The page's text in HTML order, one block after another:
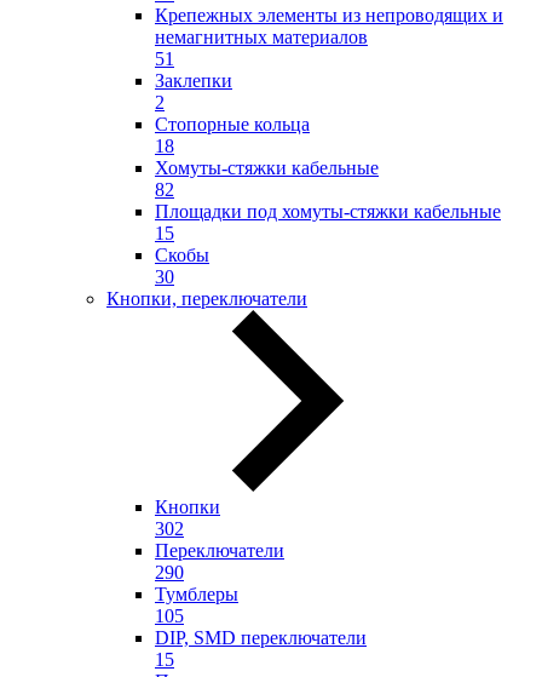
Крепежных элементы из непроводящих и
немагнитных материалов
51
Заклепки
2
Стопорные кольца
18
Хомуты-стяжки кабельные
82
Площадки под хомуты-стяжки кабельные
15
Скобы
30
Кнопки, переключатели
Кнопки
302
Переключатели
290
Тумблеры
105
DIP, SMD переключатели
15